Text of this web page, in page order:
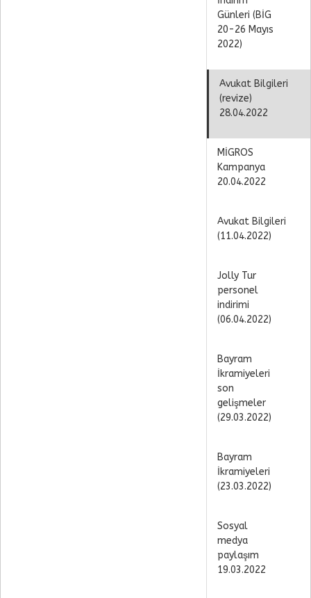
Günleri (BİG
20-26 Mayıs
2022)
Avukat Bilgileri
(revize)
28.04.2022
MİGROS
Kampanya
20.04.2022
Avukat Bilgileri
(11.04.2022)
Jolly Tur
personel
indirimi
(06.04.2022)
Bayram
İkramiyeleri
son
gelişmeler
(29.03.2022)
Bayram
İkramiyeleri
(23.03.2022)
Sosyal
medya
paylaşım
19.03.2022